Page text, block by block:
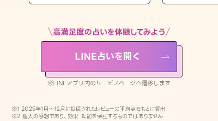
LINE占いを開く
※LINEアプリ内のサービスページへ遷移します
高満足度の占いを体験してみよう
LINE占いを開く
※LINEアプリ内のサービスページへ遷移します
※1 2025年1月〜12月に投稿されたレビューの平均点をもとに算出
※2 個人の感想であり、効果・効能を保証するものではありません